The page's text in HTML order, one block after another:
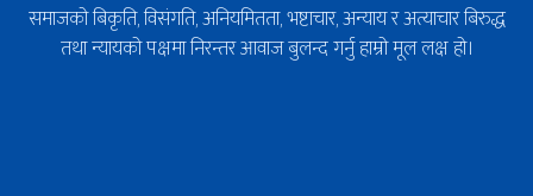
समाजको बिकृति, विसंगति, अनियमितता, भष्टाचार, अन्याय र अत्याचार बिरुद्ध
तथा न्यायको पक्षमा निरन्तर आवाज बुलन्द गर्नु हाम्रो मूल लक्ष हो।